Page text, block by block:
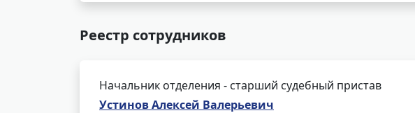
Реестр сотрудников
Начальник отделения - старший судебный пристав
Устинов Алексей Валерьевич